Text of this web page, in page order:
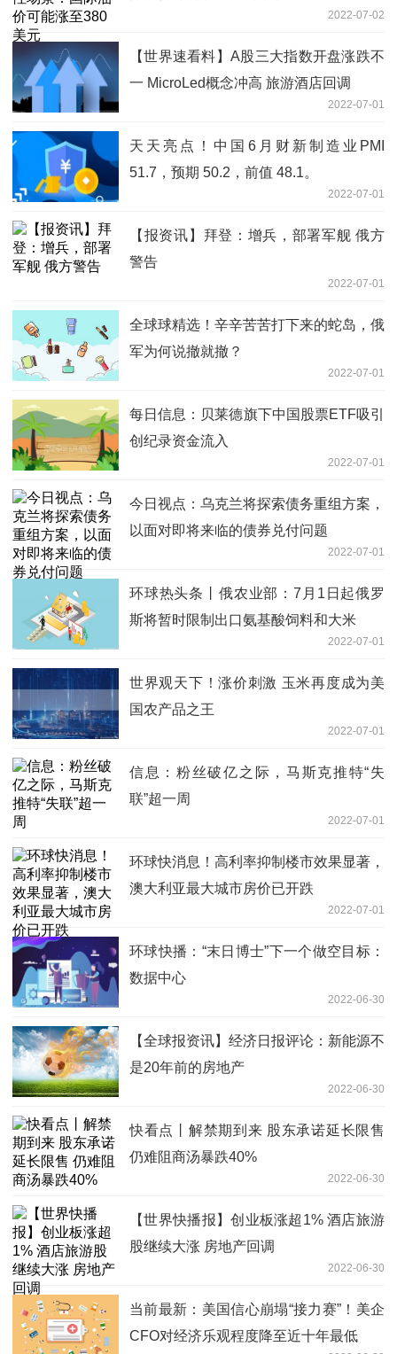
2022-07-02
【世界速看料】A股三大指数开盘涨跌不
一 MicroLed概念冲高 旅游酒店回调
2022-07-01
天天亮点！中国6月财新制造业PMI
51.7，预期 50.2，前值 48.1。
2022-07-01
【报资讯】拜登：增兵，部署军舰 俄方
警告
2022-07-01
全球球精选！辛辛苦苦打下来的蛇岛，俄
军为何说撤就撤？
2022-07-01
每日信息：贝莱德旗下中国股票ETF吸引
创纪录资金流入
2022-07-01
今日视点：乌克兰将探索债务重组方案，
以面对即将来临的债券兑付问题
2022-07-01
环球热头条丨俄农业部：7月1日起俄罗
斯将暂时限制出口氨基酸饲料和大米
2022-07-01
世界观天下！涨价刺激 玉米再度成为美
国农产品之王
2022-07-01
信息：粉丝破亿之际，马斯克推特“失
联”超一周
2022-07-01
环球快消息！高利率抑制楼市效果显著，
澳大利亚最大城市房价已开跌
2022-07-01
环球快播：“末日博士”下一个做空目标：
数据中心
2022-06-30
【全球报资讯】经济日报评论：新能源不
是20年前的房地产
2022-06-30
快看点丨解禁期到来 股东承诺延长限售
仍难阻商汤暴跌40%
2022-06-30
【世界快播报】创业板涨超1% 酒店旅游
股继续大涨 房地产回调
2022-06-30
当前最新：美国信心崩塌“接力赛”！美企
CFO对经济乐观程度降至近十年最低